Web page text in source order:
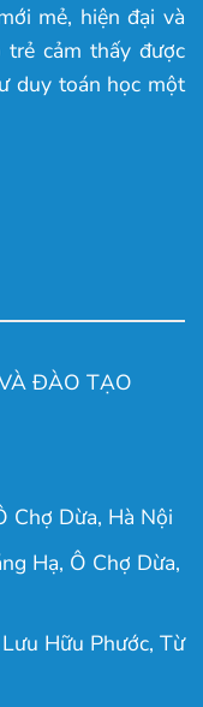
mẻ, hiện đại và
cảm thấy được
duy toán học một
ĐÀO TẠO
Chợ Dừa, Hà Nội
Hạ, Ô Chợ Dừa,
Hữu Phước, Từ